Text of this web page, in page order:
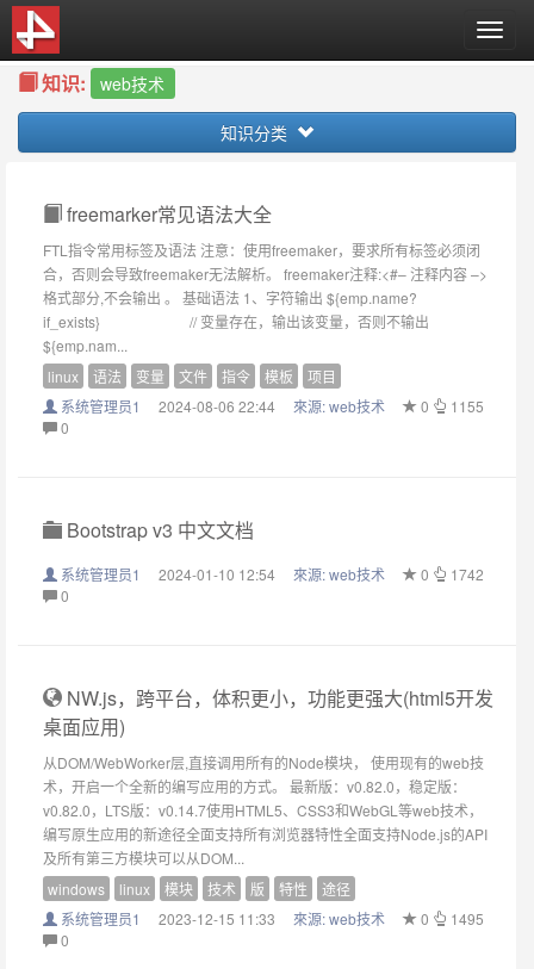
T
o
g
e
知识: web技术
知识分类
freemarker常见语法大全
FTL指令常用标签及语法 注意：使用freemaker，要求所有标签必须闭
合，否则会导致freemaker无法解析。 freemaker注释:<#– 注释内容 –>
格式部分,不会输出 。 基础语法 1、字符输出 ${emp.name?
if_exists} // 变量存在，输出该变量，否则不输出
${emp.nam...
linux
语法 变量 文件 指令 模板
项目
系统管理员1
2024-08-06 22:44 來源:web技术 0
1155
0
Bootstrap v3 中文文档
系统管理员1 2024-01-10 12:54 來源:web技术 0
1742
0
NW.js，跨平台，体积更小，功能更强大(html5开发
桌面应用)
从DOM/WebWorker层,直接调用所有的Node模块， 使用现有的web技
术，开启一个全新的编写应用的方式。 最新版：v0.82.0，稳定版：
v0.82.0，LTS版：v0.14.7使用HTML5、CSS3和WebGL等web技术，
编写原生应用的新途径全面支持所有浏览器特性全面支持Node.js的API
及所有第三方模块可以从DOM...
windows
linux 模块 技术 版 特性
途径
系统管理员1
2023-12-15 11:33 來源:web技术 0
1495
0